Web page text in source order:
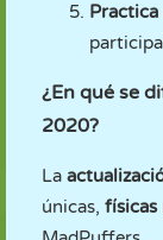
Practica
¿En qué se
2020?
La
únicas, físicas